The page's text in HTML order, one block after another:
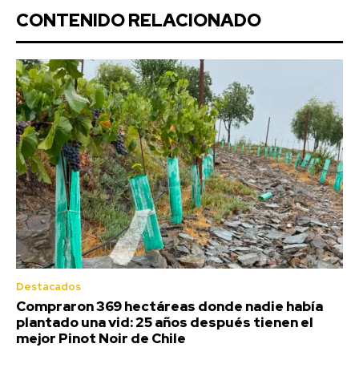
CONTENIDO RELACIONADO
Destacados
Compraron 369 hectáreas donde nadie había
plantado una vid: 25 años después tienen el
mejor Pinot Noir de Chile